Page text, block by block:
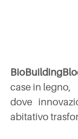
case in legno,
dove
abitativo